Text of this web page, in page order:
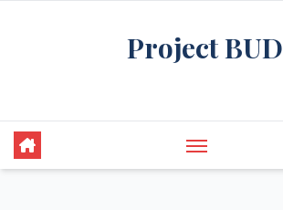
Project BUD